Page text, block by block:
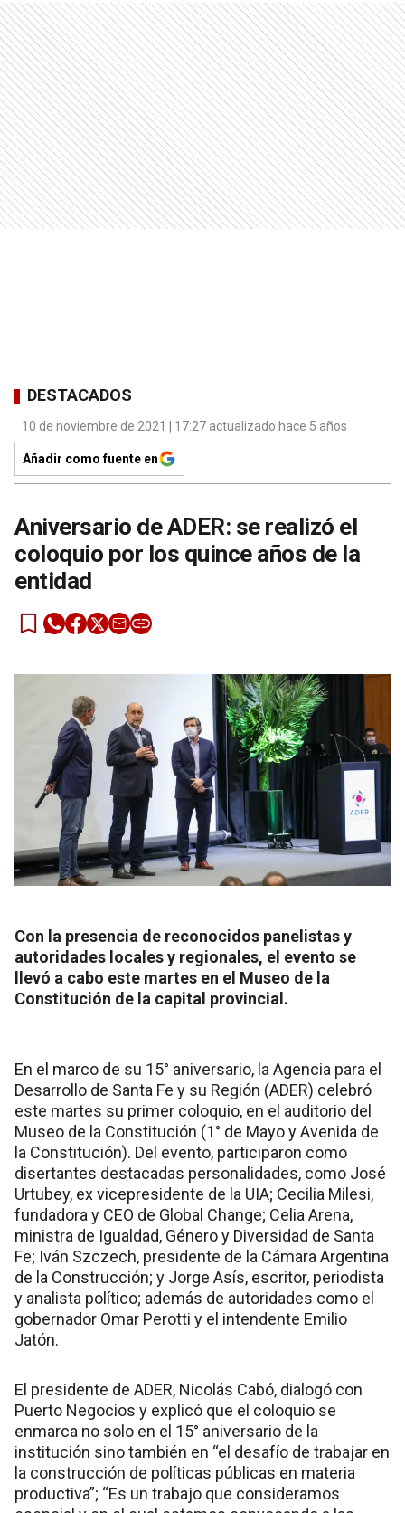
DESTACADOS
10 de noviembre de 2021 | 17:27 actualizado hace 5 años
Añadir como fuente en
Aniversario de ADER: se realizó el
coloquio por los quince años de la
entidad
Con la presencia de reconocidos panelistas y
autoridades locales y regionales, el evento se
llevó a cabo este martes en el Museo de la
Constitución de la capital provincial.
En el marco de su 15° aniversario, la Agencia para el
Desarrollo de Santa Fe y su Región (ADER) celebró
este martes su primer coloquio, en el auditorio del
Museo de la Constitución (1° de Mayo y Avenida de
la Constitución). Del evento, participaron como
disertantes destacadas personalidades, como José
Urtubey, ex vicepresidente de la UIA; Cecilia Milesi,
fundadora y CEO de Global Change; Celia Arena,
ministra de Igualdad, Género y Diversidad de Santa
Fe; Iván Szczech, presidente de la Cámara Argentina
de la Construcción; y Jorge Asís, escritor, periodista
y analista político; además de autoridades como el
gobernador Omar Perotti y el intendente Emilio
Jatón.
El presidente de ADER, Nicolás Cabó, dialogó con
Puerto Negocios y explicó que el coloquio se
enmarca no solo en el 15° aniversario de la
institución sino también en “el desafío de trabajar en
la construcción de políticas públicas en materia
productiva”; “Es un trabajo que consideramos